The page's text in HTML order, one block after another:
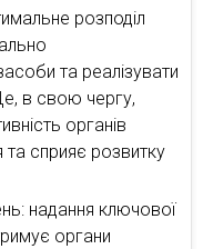
розподіл
та реалізувати
в свою чергу,
органів
сприяє розвитку
надання ключової
органи